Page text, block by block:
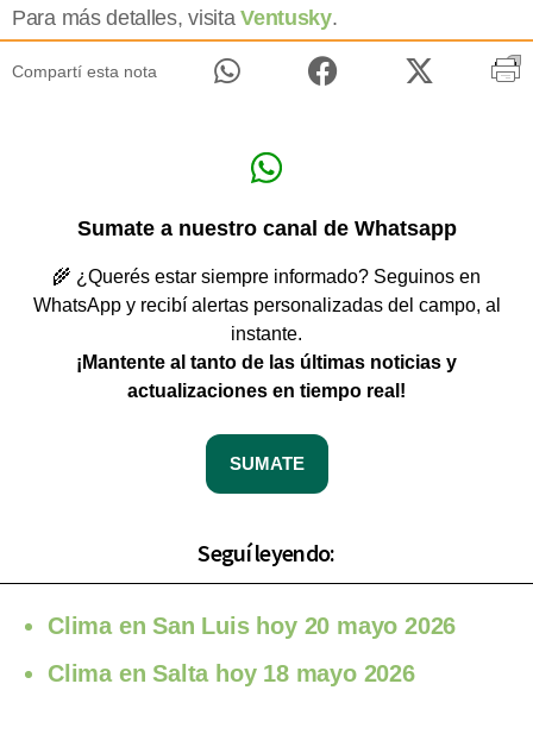
Para más detalles, visitaVentusky.
Compartí esta nota
Sumate a nuestro canal de Whatsapp
🌾 ¿Querés estar siempre informado? Seguinos en
WhatsApp y recibí alertas personalizadas del campo, al
instante.
¡Mantente al tanto de las últimas noticias y
actualizaciones en tiempo real!
SUMATE
Seguí leyendo:
Clima en San Luis hoy 20 mayo 2026
Clima en Salta hoy 18 mayo 2026